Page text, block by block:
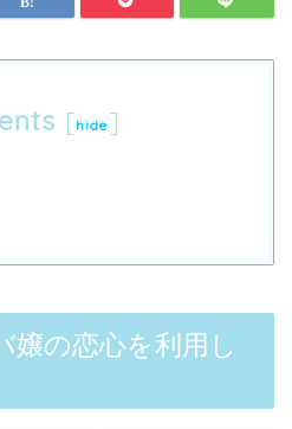
[hide ]
嬢の恋心を利用し